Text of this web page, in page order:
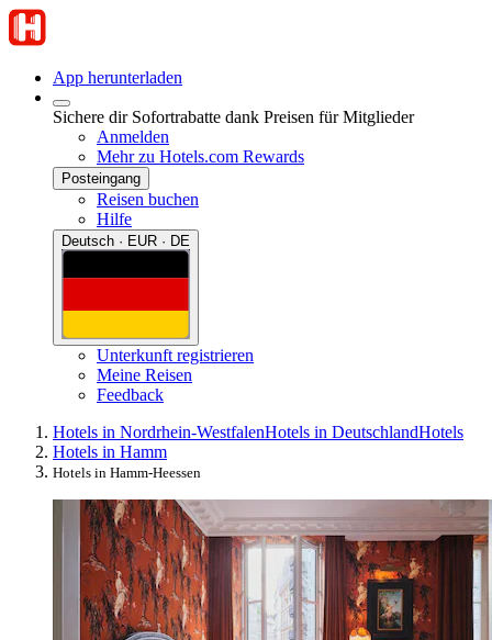
App herunterladen
Sichere dir Sofortrabatte dank Preisen für Mitglieder
Anmelden
Mehr zu Hotels.com Rewards
Posteingang
Reisen buchen
Hilfe
Deutsch · EUR · DE
Unterkunft registrieren
Meine Reisen
Feedback
Hotels in Nordrhein-WestfalenHotels in DeutschlandHotels
Hotels in Hamm
Hotels in Hamm-Heessen